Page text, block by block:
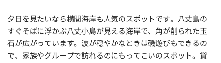
夕日を見たいなら横間海岸も人気のスポットです。八丈島の
すぐそばに浮かぶ八丈小島が見える海岸で、角が削られた玉
石が広がっています。波が穏やかなときは磯遊びもできるの
で、家族やグループで訪れるのにもってこいのスポット。貸